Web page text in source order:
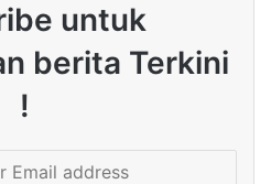
untuk
berita Terkini
!